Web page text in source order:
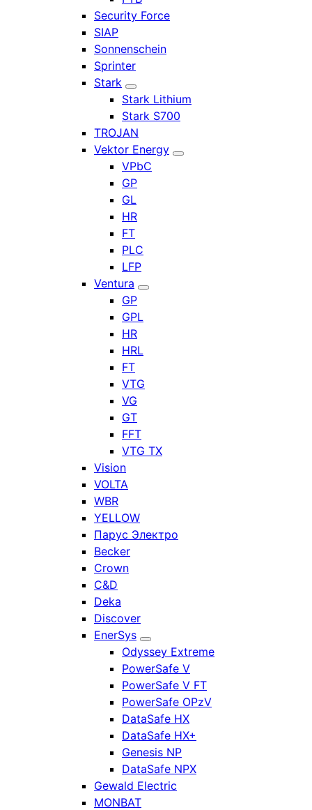
Security Force
SIAP
Sonnenschein
Sprinter
Stark
Stark Lithium
Stark S700
TROJAN
Vektor Energy
VPbC
GP
GL
HR
FT
PLC
LFP
Ventura
GP
GPL
HR
HRL
FT
VTG
VG
GT
FFT
VTG TX
Vision
VOLTA
WBR
YELLOW
Парус Электро
Becker
Crown
C&D
Deka
Discover
EnerSys
Odyssey Extreme
PowerSafe V
PowerSafe V FT
PowerSafe OPzV
DataSafe HX
DataSafe HX+
Genesis NP
DataSafe NPX
Gewald Electric
MONBAT